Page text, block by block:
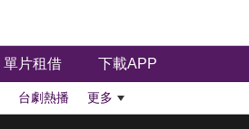
單片租借 下載APP
台劇熱播 更多